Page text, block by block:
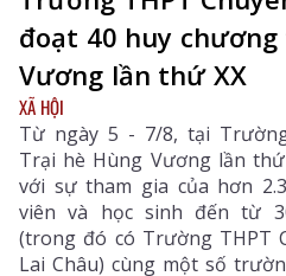
đoạt 40 huy
Vương lần thứ XX
XÃ HỘI
Từ ngày 5 - 7/8, tại
Trại hè Hùng Vương lần
với sự tham gia của hơn
viên và học sinh đến từ
(trong đó có Trường THPT
Lai Châu) cùng một số